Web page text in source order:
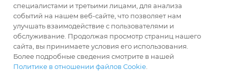
специалистами и третьими лицами, для анализа
событий на нашем веб-сайте, что позволяет нам
улучшать взаимодействие с пользователями и
обслуживание. Продолжая просмотр страниц нашего
сайта, вы принимаете условия его использования.
Более подробные сведения смотрите в нашей
Политике в отношении файлов Cookie